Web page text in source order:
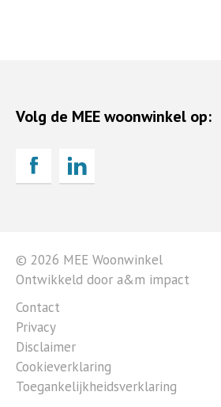
Volg de MEE woonwinkel op:
© 2026 MEE Woonwinkel
Ontwikkeld door a&m impact
Contact
Privacy
Disclaimer
Cookieverklaring
Toegankelijkheidsverklaring